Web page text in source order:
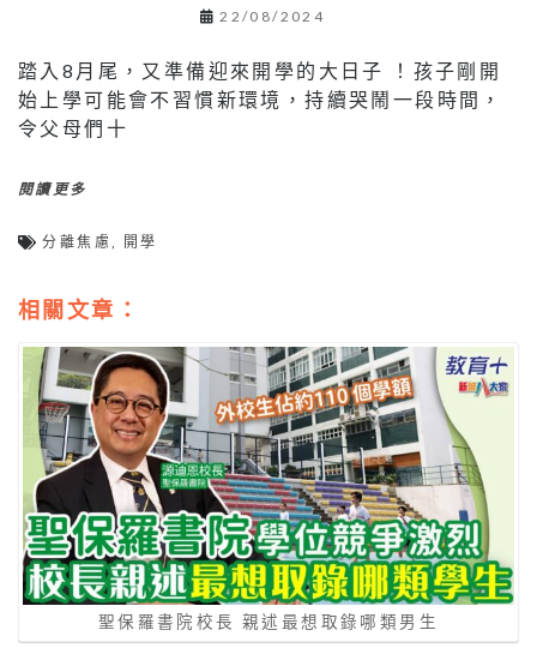
22/08/2024
踏入8月尾，又準備迎來開學的大日子 ！孩子剛開
始上學可能會不習慣新環境，持續哭鬧一段時間，
令父母們十
閱讀更多
分離焦慮 開學
相關文章：
聖保羅書院校長 親述最想取錄哪類男生